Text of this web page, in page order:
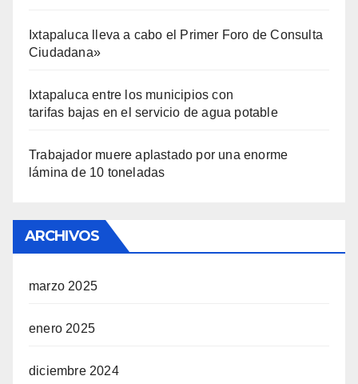
Ixtapaluca lleva a cabo el Primer Foro de Consulta
Ciudadana»
Ixtapaluca entre los municipios con
tarifas bajas en el servicio de agua potable
Trabajador muere aplastado por una enorme
lámina de 10 toneladas
ARCHIVOS
marzo 2025
enero 2025
diciembre 2024